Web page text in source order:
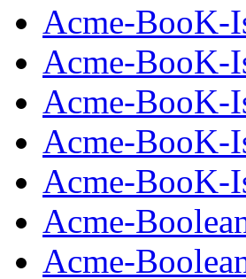
Acme-BooK-
Acme-BooK-
Acme-BooK-
Acme-BooK-
Acme-BooK-
Acme-
Acme-